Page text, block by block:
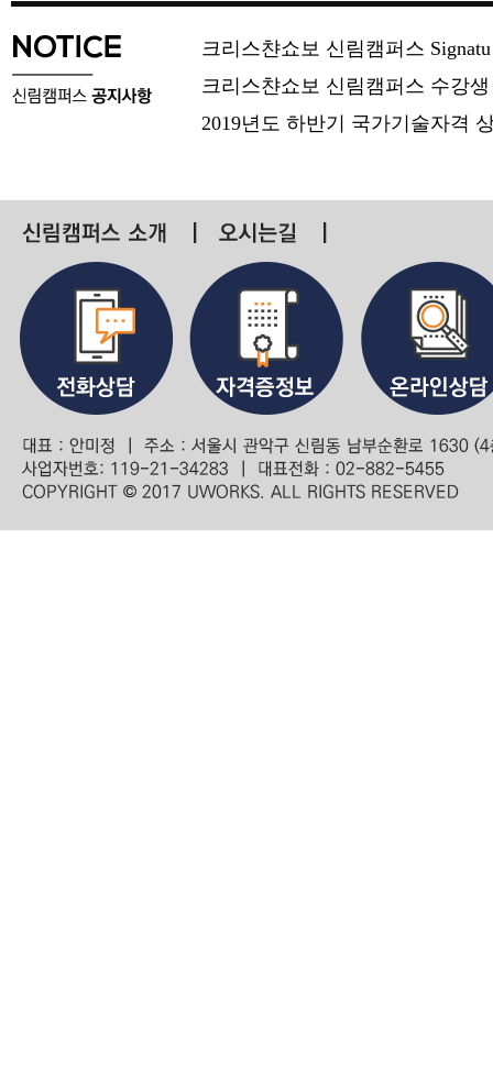
크리스챤쇼보 신림캠퍼스
크리스챤쇼보 신림캠퍼스 수강
2019년도 하반기 국가기술자격